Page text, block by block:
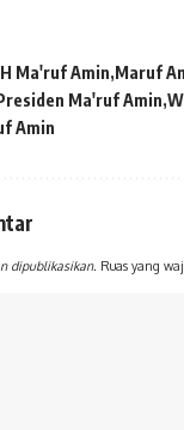
Ma'ruf Amin Maruf
Ma'ruf Amin
Amin
dipublikasikan. Ruas yang